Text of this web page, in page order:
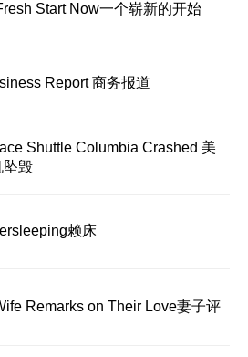
Start Now一个崭新的开始
Report 商务报道
Shuttle Columbia Crashed 美
坠毁
赖床
Remarks on Their Love妻子评